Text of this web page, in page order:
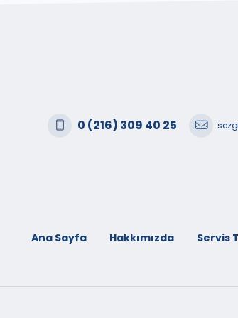
0 (216) 309 40 25
Ana Sayfa Hakkımızda Servis